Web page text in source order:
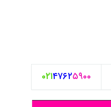
۰۲۱۴۷۶۲۵۹۰۰